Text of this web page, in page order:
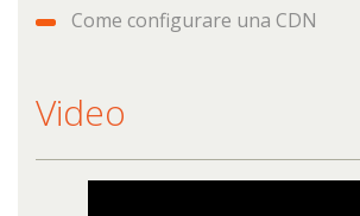
Come configurare una CDN
Video